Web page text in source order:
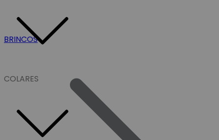
COLARES
BRINCOS